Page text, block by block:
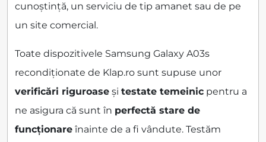
cunoștință, un serviciu de tip amanet sau de pe
un site comercial.
Toate dispozitivele Samsung Galaxy A03s
recondiționate de Klap.ro sunt supuse unor
verificări riguroase și testate temeinic pentru a
ne asigura că sunt în perfectă stare de
funcționare înainte de a fi vândute. Testăm